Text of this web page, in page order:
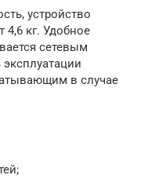
устройство
4,6 кг. Удобное
сетевым
в случае